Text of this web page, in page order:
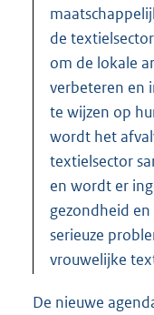
de
om de lokale
verbeteren en
te wijzen op
wordt het
textielsector
en wordt er
gezondheid
serieuze
vrouwelijke
De nieuwe